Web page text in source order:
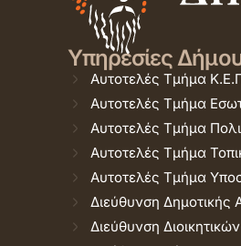
Υπηρεσίες
Αυτοτελές Τμήμα
Αυτοτελές Τμήμα
Αυτοτελές Τμήμα
Αυτοτελές Τμήμα
Αυτοτελές Τμήμα
Διεύθυνση Δημοτικής
Διεύθυνση